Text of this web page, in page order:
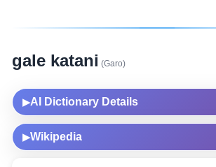
gale katani (Garo)
▶AI Dictionary Details
▶Wikipedia